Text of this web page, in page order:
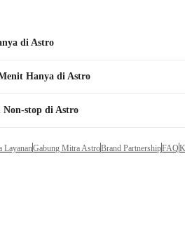
di Astro
Hanya di Astro
stop di Astro
LayananGabung Mitra AstroBrand PartnershipFAQ